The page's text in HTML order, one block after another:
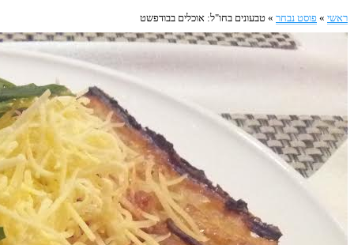
ראשי » פוסט נבחר » טבעונים בחו"ל: אוכלים בבודפשט